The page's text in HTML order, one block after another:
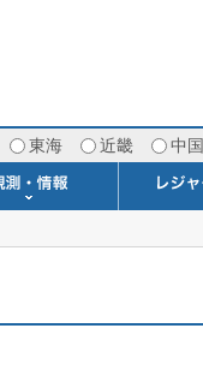
東海 近畿 中国